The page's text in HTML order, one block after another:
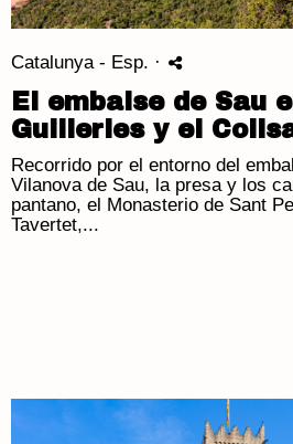
Catalunya - Esp. ·
El embalse de Sau
Guilleries y el
Recorrido por el entorno del
Vilanova de Sau, la presa y los
pantano, el Monasterio de Sant
Tavertet,...